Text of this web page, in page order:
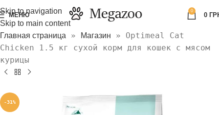
Skip to navigation
Skip to main content
МЕНЮ
0
0
Главная страница » Магазин » Optimeal Cat
Chicken 1.5 кг сухой корм для кошек с мясом
курицы
-31%